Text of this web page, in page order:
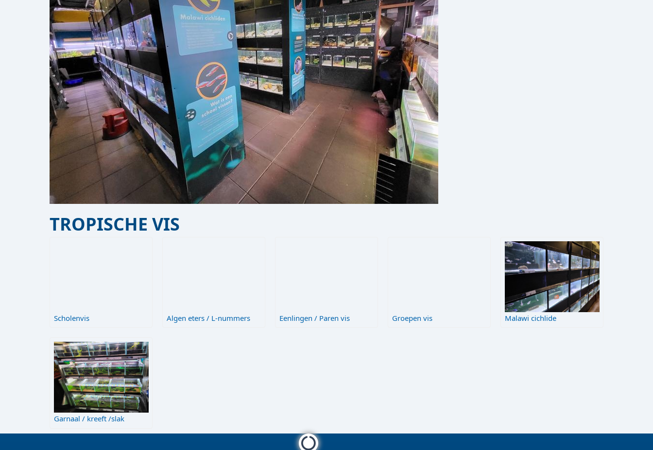
TROPISCHE VIS
Scholenvis Algen eters / L-nummers Eenlingen / Paren vis Groepen vis Malawi cichlide
Garnaal / kreeft /slak